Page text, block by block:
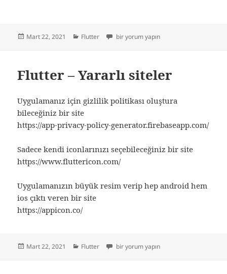
Yayın
Mart 22, 2021 Kategoriler
Flutter android.permission.CAMERA Hatası için
bir yorum yapın
Flutter – Yararlı siteler
Uygulamanız için gizlilik politikası oluştura
bileceğiniz bir site
https://app-privacy-policy-generator.firebaseapp.com/
Sadece kendi iconlarınızı seçebileceğiniz bir site
https://www.fluttericon.com/
Uygulamanızın büyük resim verip hep android hem
ios çıktı veren bir site
https://appicon.co/
Yayın
Mart 22, 2021 Kategoriler
Flutter Flutter – Yararlı siteler için
bir yorum yapın